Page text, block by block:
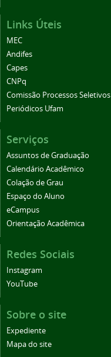
Links Úteis
MEC
Andifes
Capes
CNPq
Comissão Processos Seletivos
Periódicos Ufam
Serviços
Assuntos de Graduação
Calendário Acadêmico
Colação de Grau
Espaço do Aluno
eCampus
Orientação Acadêmica
Redes Sociais
Instagram
YouTube
Sobre o site
Expediente
Mapa do site